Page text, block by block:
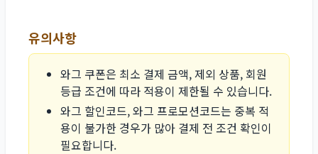
유의사항
와그 쿠폰은 최소 결제 금액, 제외 상품, 회원
등급 조건에 따라 적용이 제한될 수 있습니다.
와그 할인코드, 와그 프로모션코드는 중복 적
용이 불가한 경우가 많아 결제 전 조건 확인이
필요합니다.